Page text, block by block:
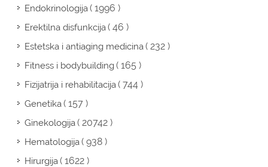
Endokrinologija( 1996 )
Erektilna disfunkcija( 46 )
Estetska i antiaging medicina( 232 )
Fitness i bodybuilding( 165 )
Fizijatrija i rehabilitacija( 744 )
Genetika( 157 )
Ginekologija( 20742 )
Hematologija( 938 )
Hirurgija( 1622 )